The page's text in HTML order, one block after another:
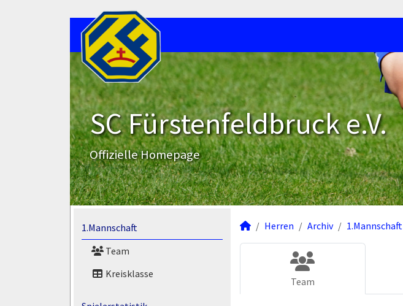
SC Fürstenfeldbruck e.V.
Offizielle Homepage
1.Mannschaft
Team
Kreisklasse
Herren Archiv 1.Mannschaft
Team